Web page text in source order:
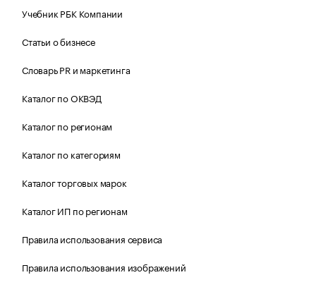
Учебник РБК Компании
Статьи о бизнесе
Словарь PR и маркетинга
Каталог по ОКВЭД
Каталог по регионам
Каталог по категориям
Каталог торговых марок
Каталог ИП по регионам
Правила использования сервиса
Правила использования изображений